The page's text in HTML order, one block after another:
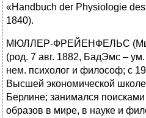
«Handbuch der Physiologie
1840).
МЮЛЛЕР-ФРЕЙЕНФЕЛЬС
(род. 7 авг. 1882, БадЭмс –
нем. психолог и философ; с
Высшей экономической
Берлине; занимался
образов в мире, в науке и